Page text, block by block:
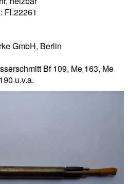
Fl.22261
GmbH, Berlin
Bf 109, Me 163, Me
u.v.a.